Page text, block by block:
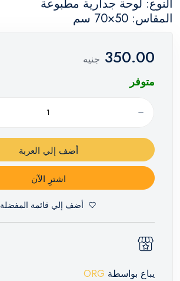
النوع: لوحة جدارية مطبوعة
المقاس: 50×70 سم
350.00 جنيه
متوفر
أضف إلي العربة
اشترِ الآن
أضف إلي قائمة المفضلة
يباع بواسطة ORG